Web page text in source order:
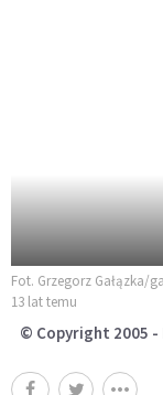
Fot. Grzegorz Gałązka/
13 lat temu
© Copyright 2005